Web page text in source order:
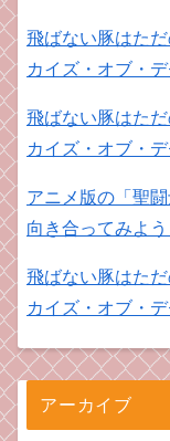
飛ばない豚はた
カイズ・オブ・デ
飛ばない豚はた
カイズ・オブ・デ
アニメ版の「聖
向き合ってみよ
飛ばない豚はた
カイズ・オブ・デ
アーカイブ